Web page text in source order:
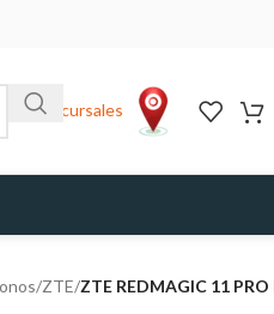
Sucursales
/ZTE/ZTE REDMAGIC 11